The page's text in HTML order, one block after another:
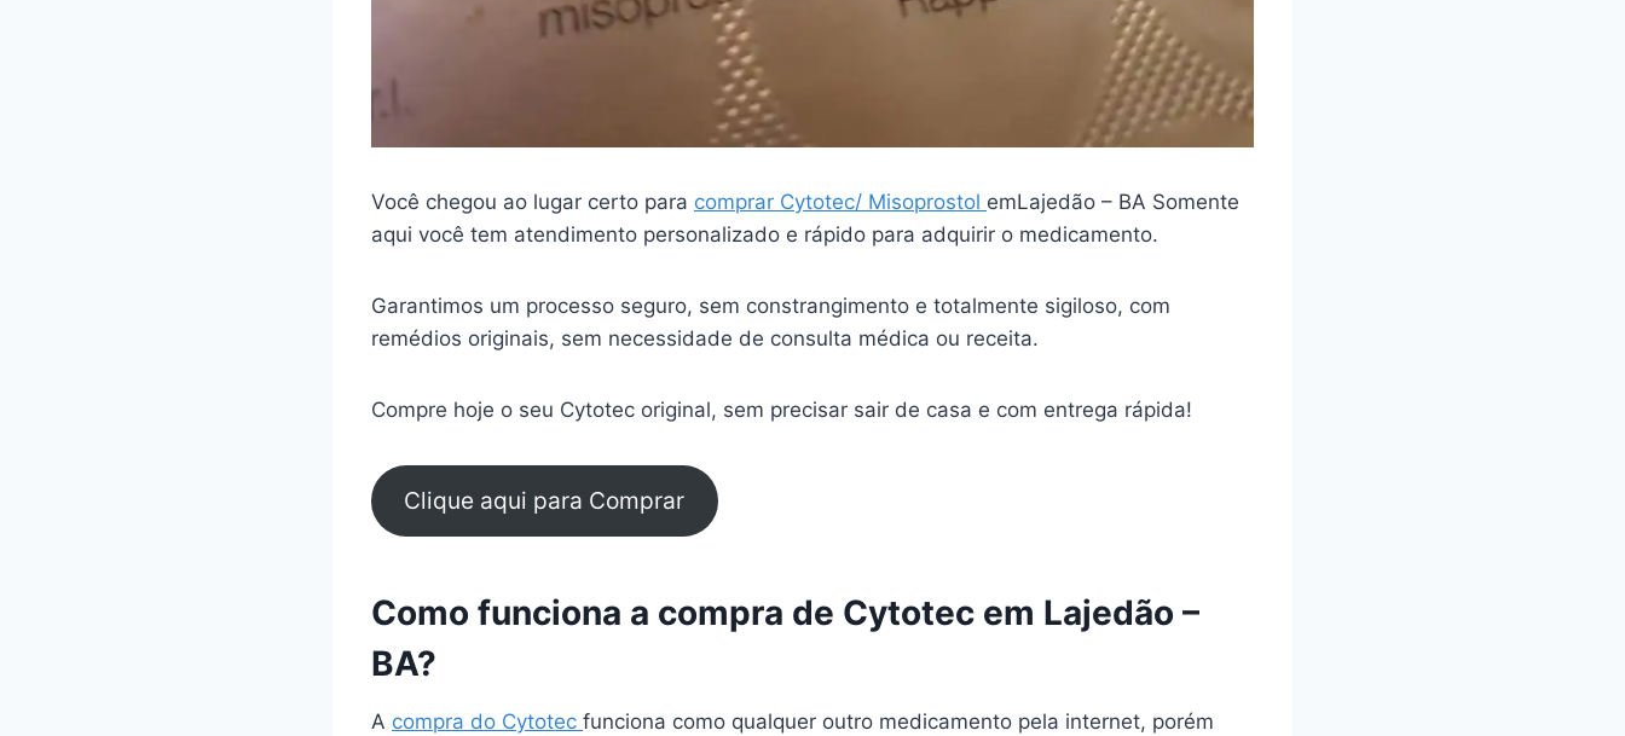
Você chegou ao lugar certo para comprar Cytotec/ Misoprostol emLajedão – BA Somente
aqui você tem atendimento personalizado e rápido para adquirir o medicamento.
Garantimos um processo seguro, sem constrangimento e totalmente sigiloso, com
remédios originais, sem necessidade de consulta médica ou receita.
Compre hoje o seu Cytotec original, sem precisar sair de casa e com entrega rápida!
Clique aqui para Comprar
Como funciona a compra de Cytotec em Lajedão –
BA?
A compra do Cytotec funciona como qualquer outro medicamento pela internet, porém